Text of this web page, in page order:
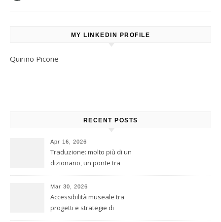
MY LINKEDIN PROFILE
Quirino Picone
RECENT POSTS
Apr 16, 2026
Traduzione: molto più di un
dizionario, un ponte tra
Mar 30, 2026
Accessibilità museale tra
progetti e strategie di